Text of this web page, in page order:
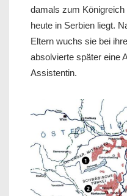
damals zum
heute in Serbien liegt.
Eltern wuchs sie bei
absolvierte später eine
Assistentin.